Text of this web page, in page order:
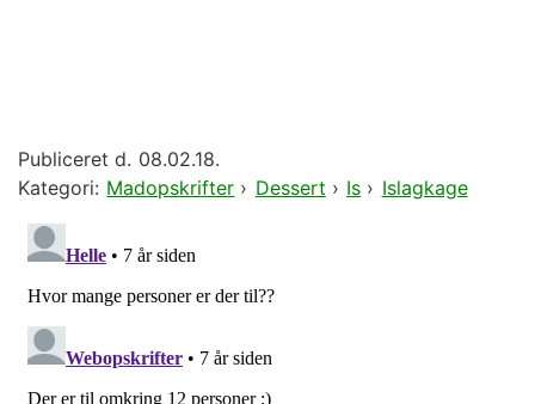
Publiceret d. 08.02.18.
Kategori: Madopskrifter › Dessert › Is › Islagkage